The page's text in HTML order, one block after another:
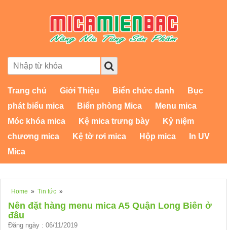
Trang chủ Giới Thiệu Biển chức danh
Bục
phát biểu mica
Biển phòng Mica
Menu mica
Móc khóa mica
Kệ mica trưng bày
Kỷ niệm
chương mica
Kệ tờ rơi mica Hộp mica
In UV
Mica
Home » Tin tức »
Nên đặt hàng menu mica A5 Quận Long Biên ở
đâu
Đăng ngày : 06/11/2019